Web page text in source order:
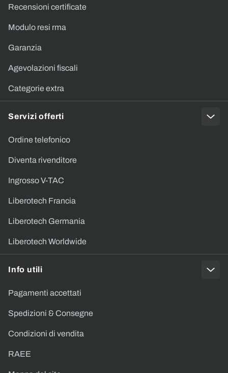
Recensioni certificate
Modulo resi rma
Garanzia
Agevolazioni fiscali
Categorie extra
Servizi offerti
Ordine telefonico
Diventa rivenditore
Ingrosso V-TAC
Liberotech Francia
Liberotech Germania
Liberotech Worldwide
Info utili
Pagamenti accettati
Spedizioni & Consegne
Condizioni di vendita
RAEE